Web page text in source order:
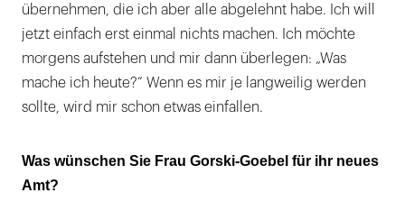
übernehmen, die ich aber alle abgelehnt habe. Ich will
jetzt einfach erst einmal nichts machen. Ich möchte
morgens aufstehen und mir dann überlegen: „Was
mache ich heute?“ Wenn es mir je langweilig werden
sollte, wird mir schon etwas einfallen.
Was wünschen Sie Frau Gorski-Goebel für ihr neues
Amt?